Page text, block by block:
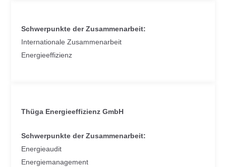
Schwerpunkte der Zusammenarbeit:
Internationale Zusammenarbeit
Energieeffizienz
Thüga Energieeffizienz GmbH
Schwerpunkte der Zusammenarbeit:
Energieaudit
Energiemanagement